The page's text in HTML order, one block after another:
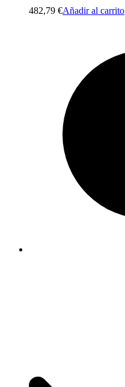
482,79 €Añadir al carrito